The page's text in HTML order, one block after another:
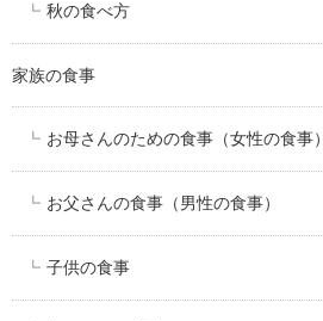
秋の食べ方
家族の食事
お母さんのための食事（女性の食事）
お父さんの食事（男性の食事）
子供の食事